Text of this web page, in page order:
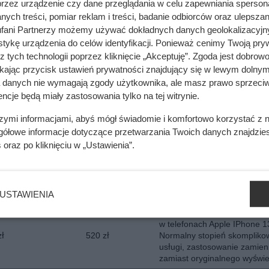
1 110 zł
Koszt wymiany wyświetlacza.
Oryginał do Samsung
S 24, S24
603 z
Koszt wymiany wyświetlacza
zewnętrznego w Samsung Z
3,4,5. Zastosowanie
części
2 240 zł
Koszt wymiany wyświetlacza
wewnętrznego w Samsung
3,4,5. Zastosowanie
części
Samsung Z Fold 3, Z Fold
520 zł
w telefonach Apple IPhone
Normalny stopień
usługi, zastosowanie
zamiast oryginalnego
urządzenie czy dane przeglądania w celu zapewniania
treści, pomiar reklam i treści, badanie odbiorców oraz
Partnerzy możemy używać dokładnych danych
urządzenia do celów identyfikacji. Ponieważ cenimy Twoją
tych technologii poprzez kliknięcie „Akceptuję”. Zgoda jest
przycisk ustawień prywatności znajdujący się w lewym
danych nie wymagają zgody użytkownika, ale masz prawo
będą miały zastosowania tylko na tej witrynie.
informacjami, abyś mógł świadomie i komfortowo korzystać z
informacje dotyczące przetwarzania Twoich danych
oraz po kliknięciu w „Ustawienia”.
USTAWIENIA